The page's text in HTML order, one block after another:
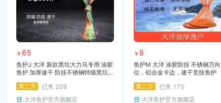
￥ 65
鱼护J 大洋 新款黑坑大力马专用 涂胶
鱼护 加厚速干 防挂不锈钢特级黑坑
第三方
已售 209
大洋鱼护官方旗舰店
￥ 8
鱼护M 大洋 涂胶防挂 不锈钢万
位，铝合金卡边，速干竞技鱼护
第三方
已售 175
大洋鱼护官方旗舰店